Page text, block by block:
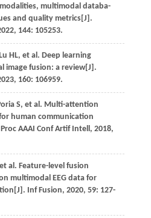
multimodal databa-
and quality metrics[J].
, 144: 105253.
HL, et al. Deep learning
image fusion: a review[J].
, 160: 106959.
S, et al. Multi-attention
human communication
Proc AAAI Conf Artif Intell, 2018,
et al. Feature-level fusion
multimodal EEG data for
Inf Fusion, 2020, 59: 127-